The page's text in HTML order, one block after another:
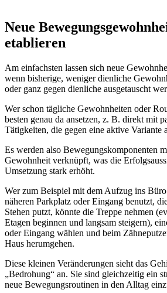
Neue
etablieren
Am einfachsten lassen sich neue
wenn bisherige, weniger dienliche
oder ganz gegen dienliche ausgetauscht
Wer schon tägliche Gewohnheiten oder
besten genau da ansetzen, z. B. direkt mit
Tätigkeiten, die gegen eine aktive Variante
Es werden also Bewegungskomponenten
Gewohnheit verknüpft, was die
Umsetzung stark erhöht.
Wer zum Beispiel mit dem Aufzug ins
näheren Parkplatz oder Eingang benutzt,
Stehen putzt, könnte die Treppe nehmen
Etagen beginnen und langsam steigern),
oder Eingang wählen und beim
Haus herumgehen.
Diese kleinen Veränderungen sieht das
„Bedrohung“ an. Sie sind gleichzeitig ein
neue Bewegungsroutinen in den Alltag